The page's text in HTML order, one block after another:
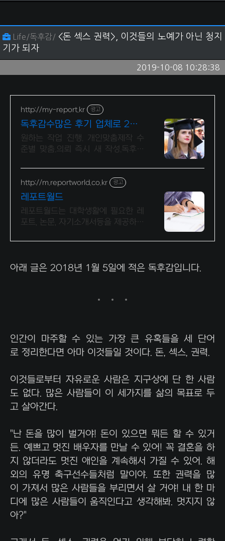
Life/독후감/ <돈 섹스 권력>, 이것들의 노예가 아닌 청지
기가 되자
2019-10-08 10:28:38
http://my-report.kr 광고
독후감수많은 후기 업체로 24시
주말 상담 가능 저렴
원하는 작업 진행. 개인맞춤제작 수
준별 맞춤.의뢰 즉시 새 작성.독후감
경우 정교수출신 진행/보안 보장/각
종 모든 문서/24시진행
http://m.reportworld.co.kr 광고
레포트월드
레포트월드는 대학생활에 필요한 레
포트, 논문, 자기소개서등을 제공하는
아래 글은 2018년 1월 5일에 적은 독후감입니다.
인간이 마주할 수 있는 가장 큰 유혹들을 세 단어
로 정리한다면 아마 이것들일 것이다. 돈, 섹스, 권력.
이것들로부터 자유로운 사람은 지구상에 단 한 사람
도 없다. 많은 사람들이 이 세가지를 삶의 목표로 두
고 살아간다.
"난 돈을 많이 벌거야! 돈이 있으면 뭐든 할 수 있거
든. 예쁘고 멋진 배우자를 만날 수 있어! 꼭 결혼을 하
지 않더라도 멋진 애인을 계속해서 가질 수 있어. 해
외의 유명 축구선수들처럼 말이야. 또한 권력을 많
이 가져서 많은 사람들을 부리면서 살 거야! 내 한 마
디에 많은 사람들이 움직인다고 생각해봐. 멋지지 않
아?"